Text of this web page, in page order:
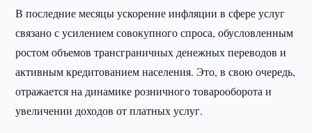
В последние месяцы ускорение инфляции в сфере услуг
связано с усилением совокупного спроса, обусловленным
ростом объемов трансграничных денежных переводов и
активным кредитованием населения. Это, в свою очередь,
отражается на динамике розничного товарооборота и
увеличении доходов от платных услуг.